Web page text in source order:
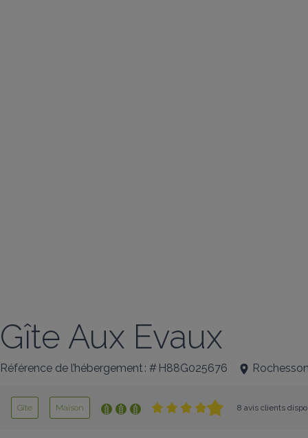
Gîte Aux Evaux
Référence de l’hébergement : # H88G025676
Gîte Maison 8 avis clients